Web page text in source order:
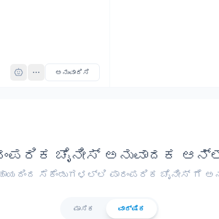
ಅನುವಾದಿಸಿ
ಚೈನೀಸ್ ಅನುವಾದಕ
ಸೆಕೆಂಡುಗಳಲ್ಲಿ ಪಾರಂಪರಿಕ ಚೈನೀಸ್ ಗೆ
ಮಾಸಿಕ ವಾರ್ಷಿಕ